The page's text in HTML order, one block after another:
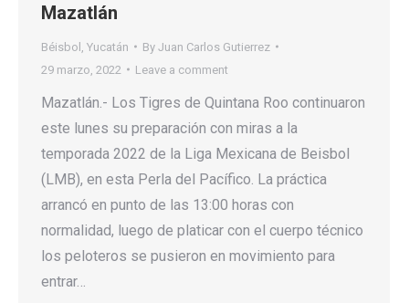
Mazatlán
Béisbol Yucatán By Juan Carlos Gutierrez
29 marzo, 2022
Leave a comment
Mazatlán.- Los Tigres de Quintana Roo continuaron
este lunes su preparación con miras a la
temporada 2022 de la Liga Mexicana de Beisbol
(LMB), en esta Perla del Pacífico. La práctica
arrancó en punto de las 13:00 horas con
normalidad, luego de platicar con el cuerpo técnico
los peloteros se pusieron en movimiento para
entrar…